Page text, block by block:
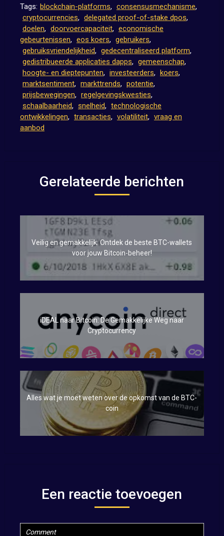
Tags: blockchain-platforms, consensusmechanisme,
cryptocurrencies, delegated proof-of-stake dpos,
doelen, doorvoercapaciteit, economische
gebeurtenissen, eos koers, gebruikers,
gebruiksvriendelijkheid, gedecentraliseerd platform,
gedistribueerde applicaties dapps, gemeenschap,
hoogte- en dieptepunten, investeerders, koers,
marktsentiment, markttrends, potentie,
prijsbewegingen, regelgevingskwesties,
schaalbaarheid, snelheid, technologische
ontwikkelingen, transacties, volatiliteit, vraag en
aanbod
Gerelateerde berichten
Veilig en gemakkelijk: Ontdek de beste BTC-wallets
voor jouw Bitcoin-beheer!
iDEAL naar Bitcoin: De Gemakkelijke Weg naar
Cryptocurrency
Alles wat je moet weten over de opkomst van de BTC-
coin
Een reactie toevoegen